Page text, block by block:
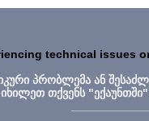
technical issues
პრობლემა ან
თქვენს